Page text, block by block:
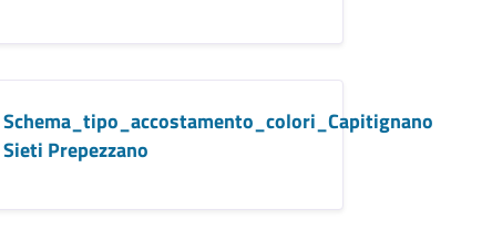
Schema_tipo_accostamento_colori_Capitignano
Sieti Prepezzano